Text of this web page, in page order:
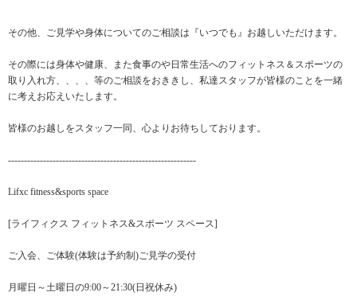
その他、ご見学や身体についてのご相談は『いつでも』お越しいただけます。
その際には身体や健康、また食事のや日常生活へのフィットネス＆スポーツの
取り入れ方、、、、等のご相談をおききし、私達スタッフが皆様のことを一緒
に考えお応えいたします。
皆様のお越しをスタッフ一同、心よりお待ちしております。
-----------------------------------------------------------
Lifxc fitness&sports space
[ライフィクス フィットネス&スポーツ スペース]
ご入会、ご体験(体験は予約制)ご見学の受付
月曜日～土曜日の9:00～21:30(日祝休み)